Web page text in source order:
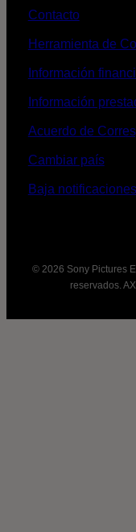
Contacto
Herramienta de
Información
Información
Acuerdo de
Cambiar país
Baja
© 2026 Sony Pictures
reservados.